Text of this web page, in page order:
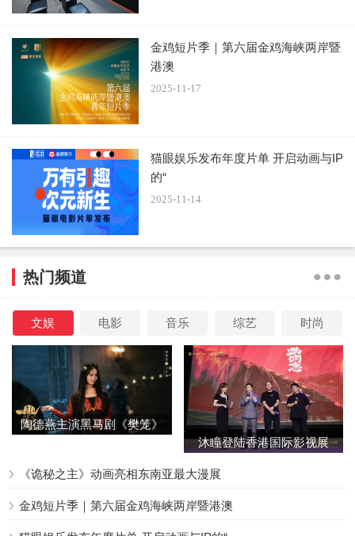
金鸡短片季｜第六届金鸡海峡两岸暨
港澳
2025-11-17
猫眼娱乐发布年度片单 开启动画与IP
的“
2025-11-14
热门频道
文娱 电影 音乐 综艺 时尚
陶德燕主演黑马剧《樊笼》
沐瞳登陆香港国际影视展
《诡秘之主》动画亮相东南亚最大漫展
金鸡短片季｜第六届金鸡海峡两岸暨港澳